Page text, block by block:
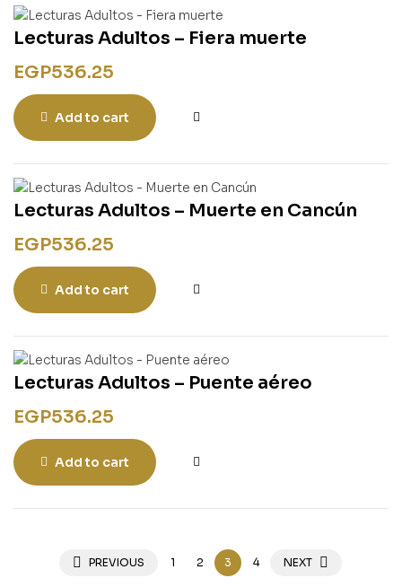
Lecturas Adultos – Fiera muerte
EGP536.25
Add to cart
Lecturas Adultos – Muerte en Cancún
EGP536.25
Add to cart
Lecturas Adultos – Puente aéreo
EGP536.25
Add to cart
PREVIOUS 1 2 3 4 NEXT